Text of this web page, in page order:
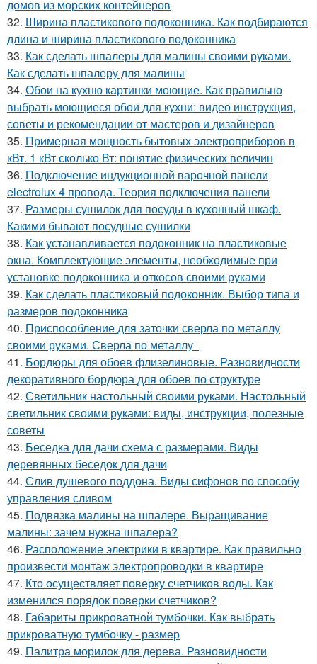
домов из морских контейнеров
32. Ширина пластикового подоконника. Как подбираются
длина и ширина пластикового подоконника
33. Как сделать шпалеры для малины своими руками.
Как сделать шпалеру для малины
34. Обои на кухню картинки моющие. Как правильно
выбрать моющиеся обои для кухни: видео инструкция,
советы и рекомендации от мастеров и дизайнеров
35. Примерная мощность бытовых электроприборов в
кВт. 1 кВт сколько Вт: понятие физических величин
36. Подключение индукционной варочной панели
electrolux 4 провода. Теория подключения панели
37. Размеры сушилок для посуды в кухонный шкаф.
Какими бывают посудные сушилки
38. Как устанавливается подоконник на пластиковые
окна. Комплектующие элементы, необходимые при
установке подоконника и откосов своими руками
39. Как сделать пластиковый подоконник. Выбор типа и
размеров подоконника
40. Приспособление для заточки сверла по металлу
своими руками. Сверла по металлу
41. Бордюры для обоев флизелиновые. Разновидности
декоративного бордюра для обоев по структуре
42. Светильник настольный своими руками. Настольный
светильник своими руками: виды, инструкции, полезные
советы
43. Беседка для дачи схема с размерами. Виды
деревянных беседок для дачи
44. Слив душевого поддона. Виды сифонов по способу
управления сливом
45. Подвязка малины на шпалере. Выращивание
малины: зачем нужна шпалера?
46. Расположение электрики в квартире. Как правильно
произвести монтаж электропроводки в квартире
47. Кто осуществляет поверку счетчиков воды. Как
изменился порядок поверки счетчиков?
48. Габариты прикроватной тумбочки. Как выбрать
прикроватную тумбочку - размер
49. Палитра морилок для дерева. Разновидности